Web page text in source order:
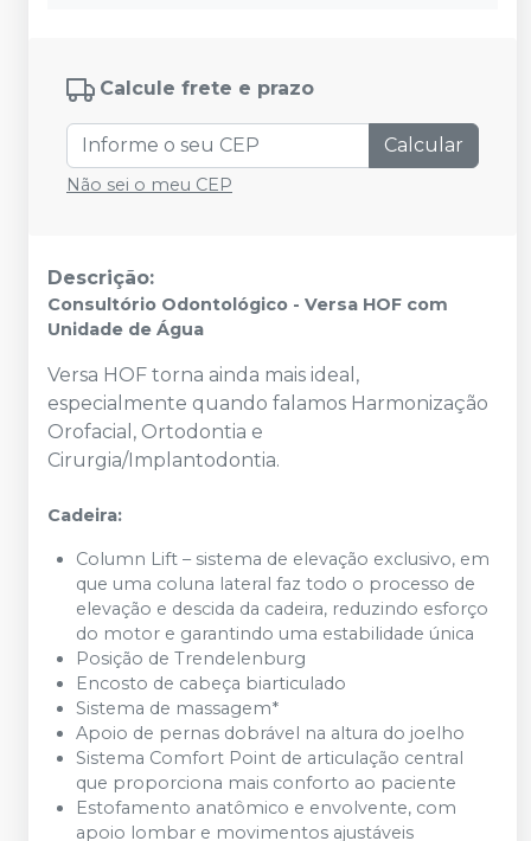
Calcule frete e prazo
Calcular
Não sei o meu CEP
Descrição:
Consultório Odontológico - Versa HOF com
Unidade de Água
Versa HOF torna ainda mais ideal,
especialmente quando falamos Harmonização
Orofacial, Ortodontia e
Cirurgia/Implantodontia.
Cadeira:
Column Lift – sistema de elevação exclusivo, em
que uma coluna lateral faz todo o processo de
elevação e descida da cadeira, reduzindo esforço
do motor e garantindo uma estabilidade única
Posição de Trendelenburg
Encosto de cabeça biarticulado
Sistema de massagem*
Apoio de pernas dobrável na altura do joelho
Sistema Comfort Point de articulação central
que proporciona mais conforto ao paciente
Estofamento anatômico e envolvente, com
apoio lombar e movimentos ajustáveis